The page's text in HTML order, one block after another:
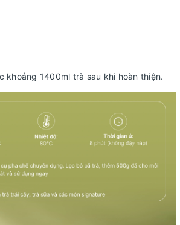
khoảng 1400ml trà sau khi hoàn thiện.